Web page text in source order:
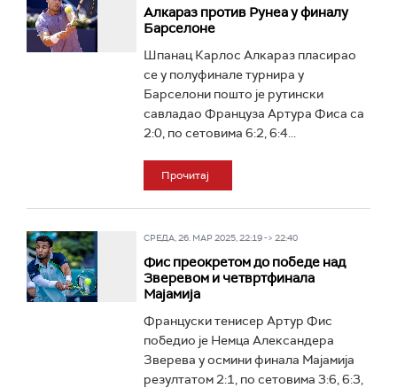
Алкараз против Рунеа у финалу
Барселоне
Шпанац Карлос Алкараз пласирао
се у полуфинале турнира у
Барселони пошто је рутински
савладао Француза Артура Фиса са
2:0, по сетовима 6:2, 6:4...
Прочитај
СРЕДА, 26. МАР 2025, 22:19 -> 22:40
Фис преокретом до победе над
Зверевом и четвртфинала
Мајамија
Француски тенисер Артур Фис
победио је Немца Александера
Зверева у осмини финала Мајамија
резултатом 2:1, по сетовима 3:6, 6:3,